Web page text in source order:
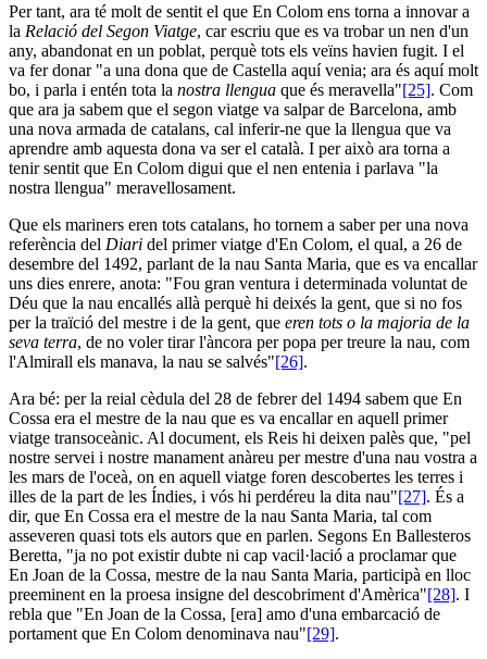
Per tant, ara té molt de sentit el que En Colom ens torna a innovar a
la Relació del Segon Viatge, car escriu que es va trobar un nen d'un
any, abandonat en un poblat, perquè tots els veïns havien fugit. I el
va fer donar "a una dona que de Castella aquí venia; ara és aquí molt
bo, i parla i entén tota la nostra llengua que és meravella"[25]. Com
que ara ja sabem que el segon viatge va salpar de Barcelona, amb
una nova armada de catalans, cal inferir-ne que la llengua que va
aprendre amb aquesta dona va ser el català. I per això ara torna a
tenir sentit que En Colom digui que el nen entenia i parlava "la
nostra llengua" meravellosament.
Que els mariners eren tots catalans, ho tornem a saber per una nova
referència del Diari del primer viatge d'En Colom, el qual, a 26 de
desembre del 1492, parlant de la nau Santa Maria, que es va encallar
uns dies enrere, anota: "Fou gran ventura i determinada voluntat de
Déu que la nau encallés allà perquè hi deixés la gent, que si no fos
per la traïció del mestre i de la gent, que eren tots o la majoria de la
seva terra, de no voler tirar l'àncora per popa per treure la nau, com
l'Almirall els manava, la nau se salvés"[26].
Ara bé: per la reial cèdula del 28 de febrer del 1494 sabem que En
Cossa era el mestre de la nau que es va encallar en aquell primer
viatge transoceànic. Al document, els Reis hi deixen palès que, "pel
nostre servei i nostre manament anàreu per mestre d'una nau vostra a
les mars de l'oceà, on en aquell viatge foren descobertes les terres i
illes de la part de les Índies, i vós hi perdéreu la dita nau"[27]. És a
dir, que En Cossa era el mestre de la nau Santa Maria, tal com
asseveren quasi tots els autors que en parlen. Segons En Ballesteros
Beretta, "ja no pot existir dubte ni cap vacil·lació a proclamar que
En Joan de la Cossa, mestre de la nau Santa Maria, participà en lloc
preeminent en la proesa insigne del descobriment d'Amèrica"[28]. I
rebla que "En Joan de la Cossa, [era] amo d'una embarcació de
portament que En Colom denominava nau"[29].